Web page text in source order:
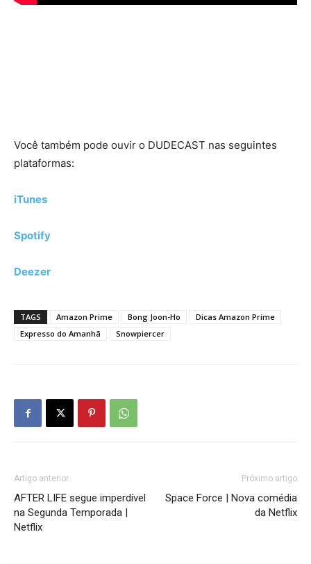
Você também pode ouvir o DUDECAST nas seguintes
plataformas:
iTunes
Spotify
Deezer
TAGS Amazon Prime Bong Joon-Ho
Dicas Amazon Prime
Expresso do Amanhã
Snowpiercer
Artigo anterior
AFTER LIFE segue imperdível
na Segunda Temporada |
Netflix
Próximo artigo
Space Force | Nova comédia
da Netflix